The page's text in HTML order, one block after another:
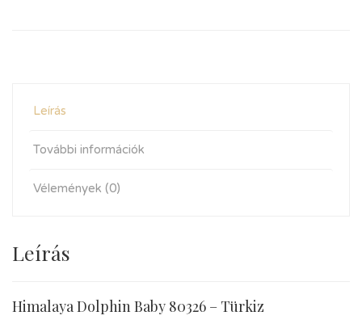
Leírás
További információk
Vélemények (0)
Leírás
Himalaya Dolphin Baby 80326 – Türkiz